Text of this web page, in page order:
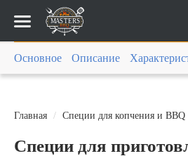
Каталог
Главная Специи для копчения и BBQ
Специи для
Основное Описание